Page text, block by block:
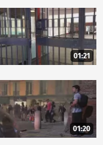
01:21
01:20